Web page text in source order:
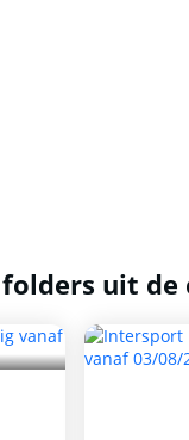
uit de